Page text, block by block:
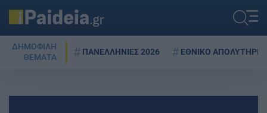
ΔΗΜΟΦΙΛΗ
ΘΕΜΑΤΑ
ΠΑΝΕΛΛΗΝΙΕΣ 2026 ΕΘΝΙΚΟ ΑΠΟΛΥΤΗΡΙΟ